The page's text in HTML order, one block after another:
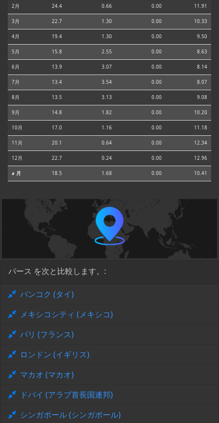
2月 24.4 0.66 0.00 11.91
3月 22.7 1.30 0.00 10.33
4月 19.4 1.30 0.00 9.50
5月 15.8 2.55 0.00 8.63
6月 13.9 3.07 0.00 8.14
7月 13.4 3.54 0.00 8.07
8月 13.5 3.13 0.00 9.08
9月 14.8 1.82 0.00 10.20
10月 17.0 1.16 0.00 11.18
11月 20.1 0.64 0.00 12.34
12月 22.7 0.24 0.00 12.96
⌀ 月 18.5 1.68 0.00 10.41
パース を次と比較します。:
バンコク (タイ)
メキシコシティ (メキシコ)
パリ (フランス)
ロンドン (イギリス)
マカオ (マカオ)
ドバイ (アラブ首長国連邦)
シンガポール (シンガポール)